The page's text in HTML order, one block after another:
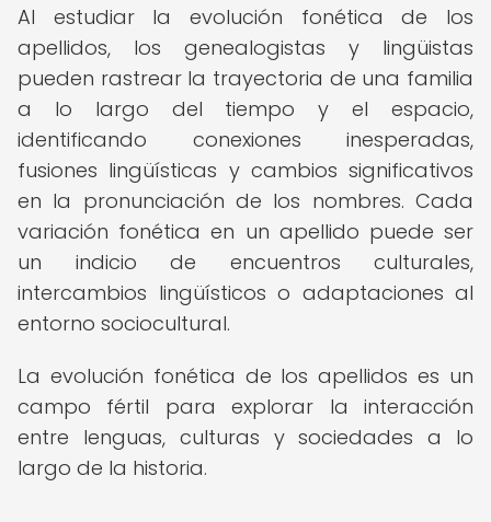
Al estudiar la evolución fonética de los
apellidos, los genealogistas y lingüistas
pueden rastrear la trayectoria de una familia
a lo largo del tiempo y el espacio,
identificando conexiones inesperadas,
fusiones lingüísticas y cambios significativos
en la pronunciación de los nombres. Cada
variación fonética en un apellido puede ser
un indicio de encuentros culturales,
intercambios lingüísticos o adaptaciones al
entorno sociocultural.
La evolución fonética de los apellidos es un
campo fértil para explorar la interacción
entre lenguas, culturas y sociedades a lo
largo de la historia.